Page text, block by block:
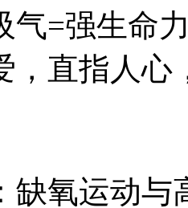
气=强生命
，直指人心
运动与